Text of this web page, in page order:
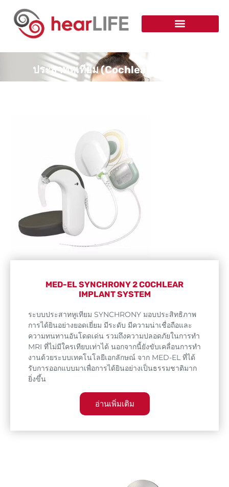
ประสาทหูเทียม (Cochlear Implant)​
MED-EL SYNCHRONY 2 COCHLEAR
IMPLANT SYSTEM​
ระบบประสาทหูเทียม SYNCHRONY มอบประสิทธิภาพ
การได้ยินอย่างยอดเยี่ยม มีระดับ มีความน่าเชื่อถือและ
ความทนทานอันโดดเด่น รวมถึงความปลอดภัยในการทํา
MRI ที่ไม่มีใครเทียบเท่าได้ นอกจากนี้ยังขับเคลื่อนการทํา
งานด้วยระบบเทคโนโลยีเอกลักษณ์ จาก MED-EL ที่ได้
รับการออกแบบมาเพื่อการได้ยินอย่างเป็นธรรมชาติมาก
ยิ่งขึ้น
อ่านเพิ่มเติม